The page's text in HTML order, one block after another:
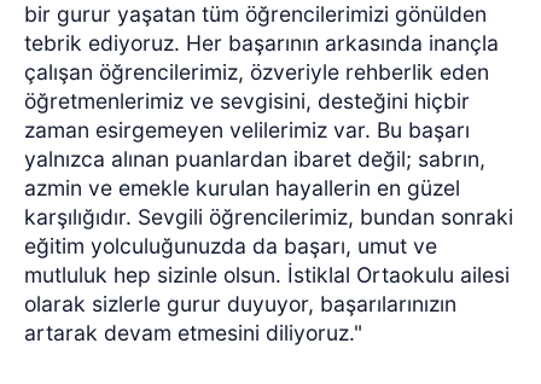
bir gurur yaşatan tüm öğrencilerimizi gönülden
tebrik ediyoruz. Her başarının arkasında inançla
çalışan öğrencilerimiz, özveriyle rehberlik eden
öğretmenlerimiz ve sevgisini, desteğini hiçbir
zaman esirgemeyen velilerimiz var. Bu başarı
yalnızca alınan puanlardan ibaret değil; sabrın,
azmin ve emekle kurulan hayallerin en güzel
karşılığıdır. Sevgili öğrencilerimiz, bundan sonraki
eğitim yolculuğunuzda da başarı, umut ve
mutluluk hep sizinle olsun. İstiklal Ortaokulu ailesi
olarak sizlerle gurur duyuyor, başarılarınızın
artarak devam etmesini diliyoruz."